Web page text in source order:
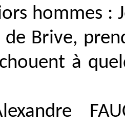
hommes :
de Brive,
à